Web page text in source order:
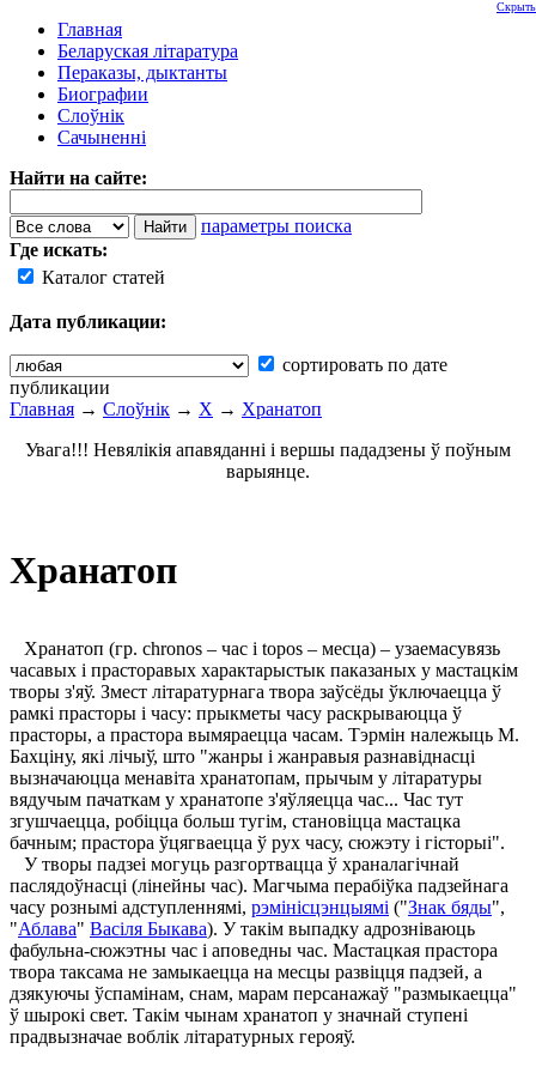
Главная
Беларуская літаратура
Пераказы, дыктанты
Биографии
Слоўнік
Сачыненні
Найти на сайте:
параметры поиска
Где искать:
Каталог статей
Дата публикации:
сортировать по дате
публикации
Скрыть
Главная → Слоўнік → Х → Хранатоп
Увага!!! Невялікія апавяданні і вершы пададзены ў поўным
варыянце.
Хранатоп
Хранатоп (гр. chronos – час і topos – месца) – узаемасувязь
часавых і прасторавых характарыстык паказаных у мастацкім
творы з'яў. Змест літаратурнага твора заўсёды ўключаецца ў
рамкі прасторы і часу: прыкметы часу раскрываюцца ў
прасторы, а прастора вымяраецца часам. Тэрмін належыць М.
Бахціну, які лічыў, што "жанры і жанравыя разнавіднасці
вызначаюцца менавіта хранатопам, прычым у літаратуры
вядучым пачаткам у хранатопе з'яўляецца час... Час тут
згушчаецца, робіцца больш тугім, становіцца мастацка
бачным; прастора ўцягваецца ў рух часу, сюжэту і гісторыі".
У творы падзеі могуць разгортвацца ў храналагічнай
паслядоўнасці (лінейны час). Магчыма перабіўка падзейнага
часу рознымі адступленнямі, рэмінісцэнцыямі ("Знак бяды",
"Аблава" Васіля Быкава). У такім выпадку адрозніваюць
фабульна-сюжэтны час і аповедны час. Мастацкая прастора
твора таксама не замыкаецца на месцы развіцця падзей, а
дзякуючы ўспамінам, снам, марам персанажаў "размыкаецца"
ў шырокі свет. Такім чынам хранатоп у значнай ступені
прадвызначае воблік літаратурных герояў.